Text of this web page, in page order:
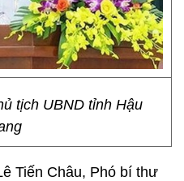
tịch UBND tỉnh Hậu
Tiến Châu, Phó bí thư